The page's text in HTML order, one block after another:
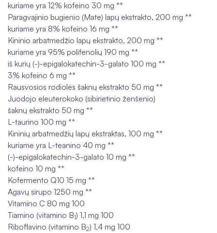
kuriame yra 12% kofeino 30 mg **
Paragvajinio bugienio (Mate) lapų ekstrakto, 200 mg **
kuriame yra 8% kofeino 16 mg **
Kininio arbatmedžio lapų ekstrakto, 200 mg **
kuriame yra 95% polifenolių 190 mg **
iš kurių (-)-epigalokatechin-3-galato 100 mg **
3% kofeino 6 mg **
Rausvosios rodiolės šaknų ekstrakto 50 mg **
Juodojo eleuterokoko (sibirietinio ženšenio)
šaknų ekstrakto 50 mg **
L-taurino 100 mg **
Kininių arbatmedžių lapų ekstraktas, 100 mg **
kuriame yra L-teanino 40 mg **
(-)-epigalokatechin-3-galato 10 mg **
kofeino 10 mg **
Kofermento Q10 15 mg **
Agavų sirupo 1250 mg **
Vitamino C 80 mg 100
Tiamino (vitamino B1) 1,1 mg 100
Riboflavino (vitamino B2) 1,4 mg 100